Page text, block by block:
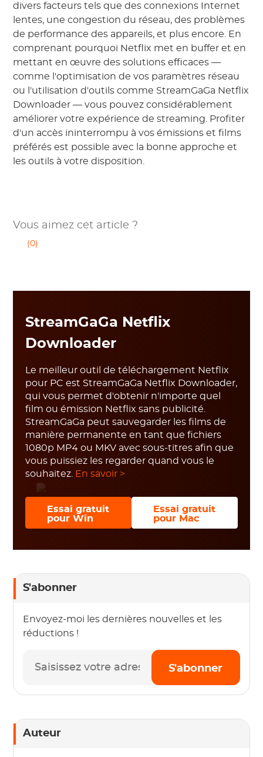
divers facteurs tels que des connexions Internet
lentes, une congestion du réseau, des problèmes
de performance des appareils, et plus encore. En
comprenant pourquoi Netflix met en buffer et en
mettant en œuvre des solutions efficaces —
comme l'optimisation de vos paramètres réseau
ou l'utilisation d'outils comme StreamGaGa Netflix
Downloader — vous pouvez considérablement
améliorer votre expérience de streaming. Profiter
d'un accès ininterrompu à vos émissions et films
préférés est possible avec la bonne approche et
les outils à votre disposition.
Vous aimez cet article ?
(0)
StreamGaGa Netflix
Downloader
Le meilleur outil de téléchargement Netflix
pour PC est StreamGaGa Netflix Downloader,
qui vous permet d'obtenir n'importe quel
film ou émission Netflix sans publicité.
StreamGaGa peut sauvegarder les films de
manière permanente en tant que fichiers
1080p MP4 ou MKV avec sous-titres afin que
vous puissiez les regarder quand vous le
souhaitez. En savoir >
Essai gratuit
pour Win
Essai gratuit
pour Mac
S'abonner
Envoyez-moi les dernières nouvelles et les
réductions !
S'abonner
Auteur